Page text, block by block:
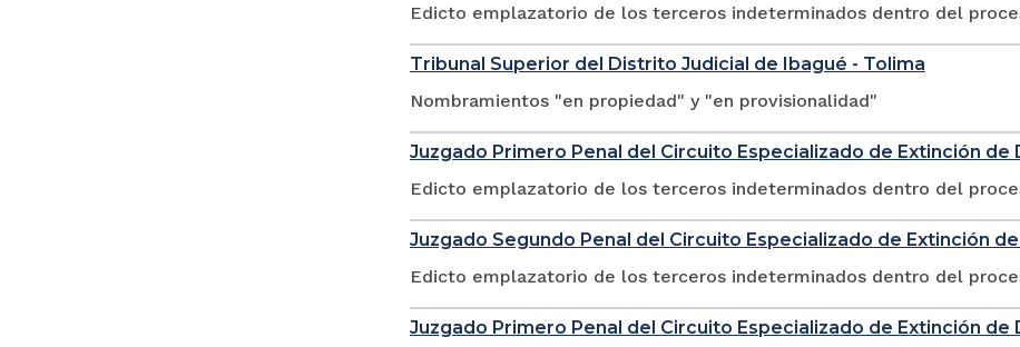
Edicto emplazatorio de los terceros indeterminados dentro del
Tribunal Superior del Distrito Judicial de Ibagué - Tolima
Nombramientos "en propiedad" y "en provisionalidad"
Juzgado Primero Penal del Circuito Especializado de Extinción de
Edicto emplazatorio de los terceros indeterminados dentro del
Juzgado Segundo Penal del Circuito Especializado de Extinción
Edicto emplazatorio de los terceros indeterminados dentro del
Juzgado Primero Penal del Circuito Especializado de Extinción de